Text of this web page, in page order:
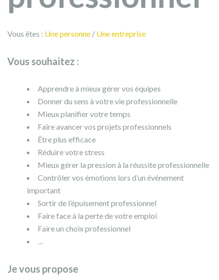
Vous êtes : Une personne / Une entreprise
Vous souhaitez :
Apprendre à mieux gérer vos équipes
Donner du sens à votre vie professionnelle
Mieux planifier votre temps
Faire avancer vos projets professionnels
Être plus efficace
Réduire votre stress
Mieux gérer la pression à la réussite professionnelle
Contrôler vos émotions lors d’un événement
important
Sortir de l’épuisement professionnel
Faire face à la perte de votre emploi
Faire un choix professionnel
…
Je vous propose